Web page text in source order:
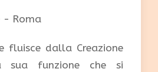
- Roma
fluisce dalla Creazione
sua funzione che si